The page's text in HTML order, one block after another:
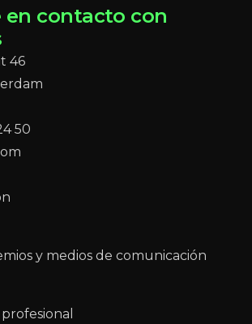
en contacto con
46
50
y medios de comunicación